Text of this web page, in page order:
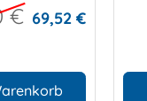
€ 69,52 €